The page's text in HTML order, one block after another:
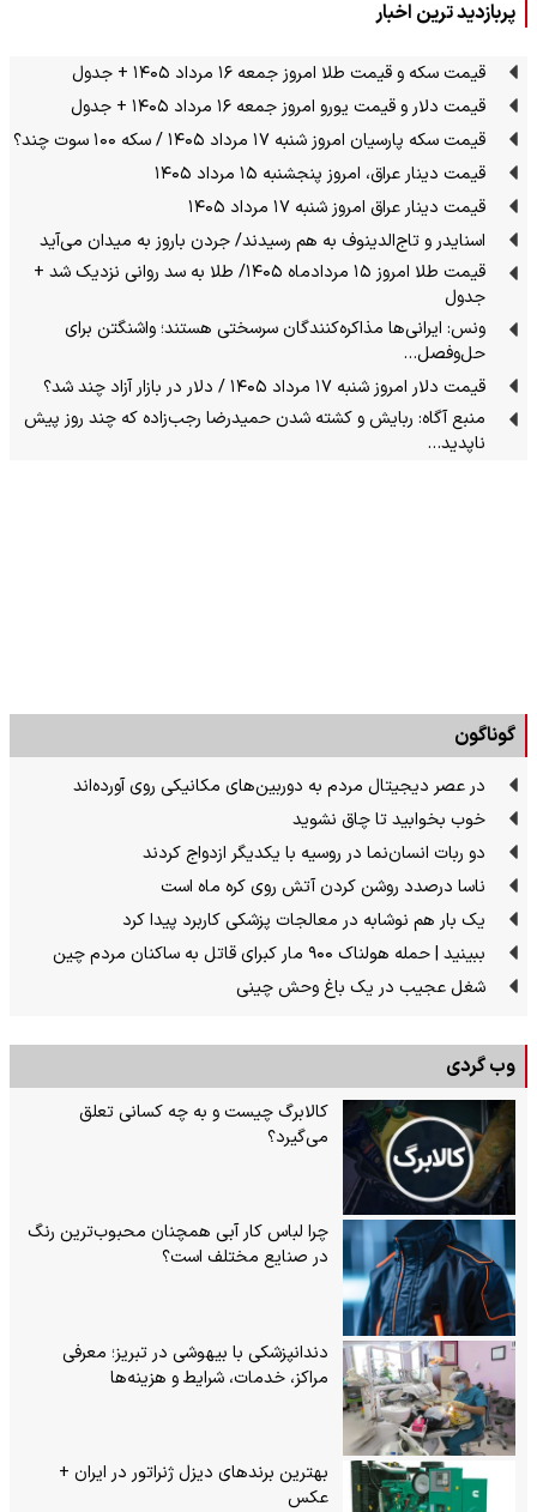
پربازدید ترین اخبار
قیمت سکه و قیمت طلا امروز جمعه ۱۶ مرداد ۱۴۰۵ + جدول
قیمت دلار و قیمت یورو امروز جمعه ۱۶ مرداد ۱۴۰۵ + جدول
قیمت سکه پارسیان امروز شنبه ۱۷ مرداد ۱۴۰۵ / سکه ۱۰۰ سوت چند؟
قیمت دینار عراق، امروز پنجشنبه ۱۵ مرداد ۱۴۰۵
قیمت دینار عراق امروز شنبه ۱۷ مرداد ۱۴۰۵
اسنایدر و تاج‌الدینوف به هم رسیدند/ جردن باروز به میدان می‌آید
قیمت طلا امروز ۱۵ مردادماه ۱۴۰۵/ طلا به سد روانی نزدیک شد +
جدول
ونس: ایرانی‌ها مذاکره‌کنندگان سرسختی هستند؛ واشنگتن برای
حل‌وفصل…
قیمت دلار امروز شنبه ۱۷ مرداد ۱۴۰۵ / دلار در بازار آزاد چند شد؟
منبع آگاه: ربایش و کشته شدن حمیدرضا رجب‌زاده که چند روز پیش
ناپدید…
گوناگون
در عصر دیجیتال مردم به دوربین‌های مکانیکی روی آورده‌اند
خوب بخوابید تا چاق نشوید
دو ربات انسان‌نما در روسیه با یکدیگر ازدواج کردند
ناسا درصدد روشن کردن آتش روی کره ماه است
یک بار هم نوشابه در معالجات پزشکی کاربرد پیدا کرد
ببینید | حمله هولناک ۹۰۰ مار کبرای قاتل به ساکنان مردم چین
شغل عجیب در یک باغ وحش چینی
وب گردی
کالابرگ چیست و به چه کسانی تعلق
می‌گیرد؟
چرا لباس کار آبی همچنان محبوب‌ترین رنگ
در صنایع مختلف است؟
دندانپزشکی با بیهوشی در تبریز؛ معرفی
مراکز، خدمات، شرایط و هزینه‌ها
بهترین برندهای دیزل ژنراتور در ایران +
عکس